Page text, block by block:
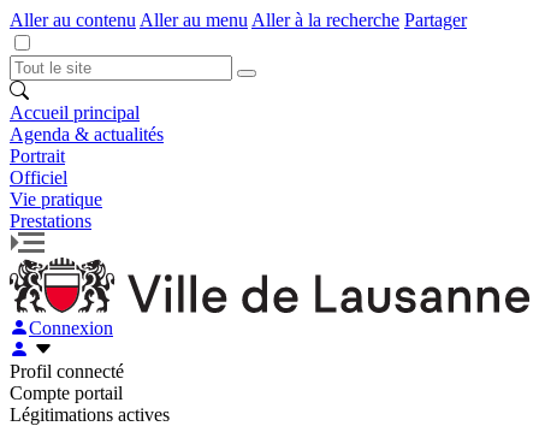
Aller au contenu Aller au menu Aller à la recherche Partager
Accueil principal
Agenda & actualités
Portrait
Officiel
Vie pratique
Prestations
Connexion
Profil connecté
Compte portail
Légitimations actives